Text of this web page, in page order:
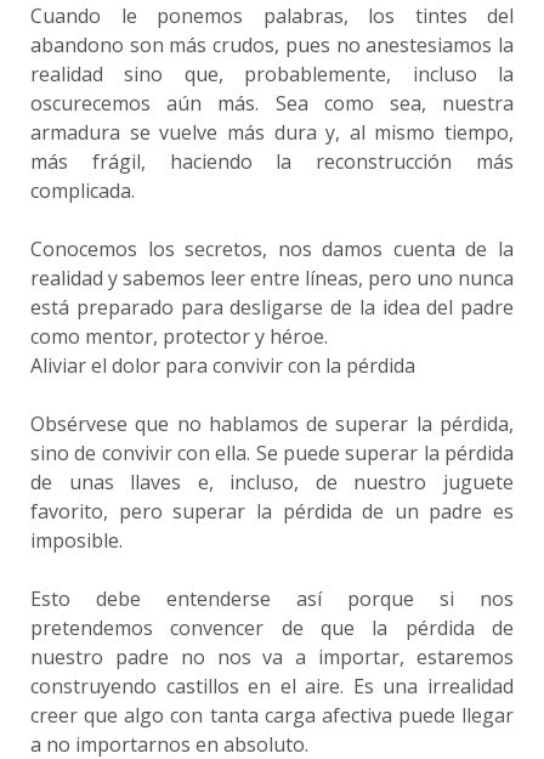
Cuando le ponemos palabras, los tintes del
abandono son más crudos, pues no anestesiamos la
realidad sino que, probablemente, incluso la
oscurecemos aún más. Sea como sea, nuestra
armadura se vuelve más dura y, al mismo tiempo,
más frágil, haciendo la reconstrucción más
complicada.
Conocemos los secretos, nos damos cuenta de la
realidad y sabemos leer entre líneas, pero uno nunca
está preparado para desligarse de la idea del padre
como mentor, protector y héroe.
Aliviar el dolor para convivir con la pérdida
Obsérvese que no hablamos de superar la pérdida,
sino de convivir con ella. Se puede superar la pérdida
de unas llaves e, incluso, de nuestro juguete
favorito, pero superar la pérdida de un padre es
imposible.
Esto debe entenderse así porque si nos
pretendemos convencer de que la pérdida de
nuestro padre no nos va a importar, estaremos
construyendo castillos en el aire. Es una irrealidad
creer que algo con tanta carga afectiva puede llegar
a no importarnos en absoluto.